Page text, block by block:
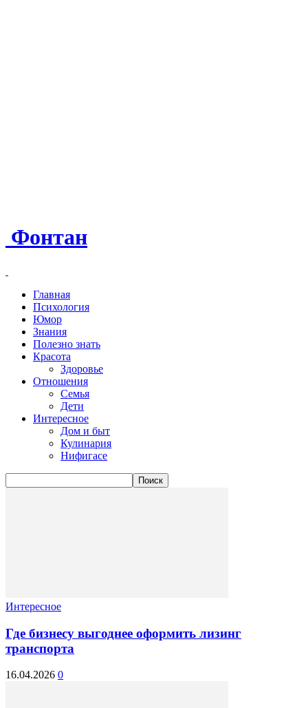
Фонтан
Главная
Психология
Юмор
Знания
Полезно знать
Красота
Здоровье
Отношения
Семья
Дети
Интересное
Дом и быт
Кулинария
Нифигасе
Интересное
Где бизнесу выгоднее оформить лизинг
транспорта
16.04.2026 0